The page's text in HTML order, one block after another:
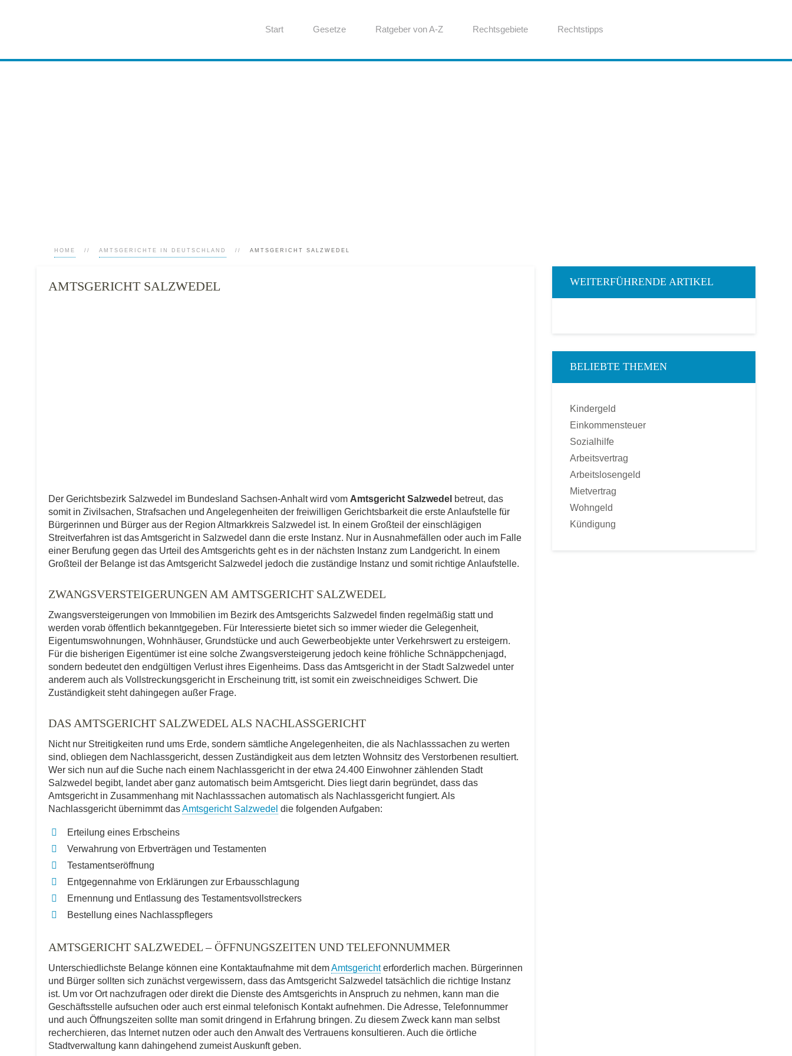
Start Gesetze Ratgeber von A-Z Rechtsgebiete Rechtstipps
HOME AMTSGERICHTE IN DEUTSCHLAND AMTSGERICHT SALZWEDEL
AMTSGERICHT SALZWEDEL
Der Gerichtsbezirk Salzwedel im Bundesland Sachsen-Anhalt wird vom Amtsgericht Salzwedel betreut, das
somit in Zivilsachen, Strafsachen und Angelegenheiten der freiwilligen Gerichtsbarkeit die erste Anlaufstelle für
Bürgerinnen und Bürger aus der Region Altmarkkreis Salzwedel ist. In einem Großteil der einschlägigen
Streitverfahren ist das Amtsgericht in Salzwedel dann die erste Instanz. Nur in Ausnahmefällen oder auch im Falle
einer Berufung gegen das Urteil des Amtsgerichts geht es in der nächsten Instanz zum Landgericht. In einem
Großteil der Belange ist das Amtsgericht Salzwedel jedoch die zuständige Instanz und somit richtige Anlaufstelle.
ZWANGSVERSTEIGERUNGEN AM AMTSGERICHT SALZWEDEL
Zwangsversteigerungen von Immobilien im Bezirk des Amtsgerichts Salzwedel finden regelmäßig statt und
werden vorab öffentlich bekanntgegeben. Für Interessierte bietet sich so immer wieder die Gelegenheit,
Eigentumswohnungen, Wohnhäuser, Grundstücke und auch Gewerbeobjekte unter Verkehrswert zu ersteigern.
Für die bisherigen Eigentümer ist eine solche Zwangsversteigerung jedoch keine fröhliche Schnäppchenjagd,
sondern bedeutet den endgültigen Verlust ihres Eigenheims. Dass das Amtsgericht in der Stadt Salzwedel unter
anderem auch als Vollstreckungsgericht in Erscheinung tritt, ist somit ein zweischneidiges Schwert. Die
Zuständigkeit steht dahingegen außer Frage.
DAS AMTSGERICHT SALZWEDEL ALS NACHLASSGERICHT
Nicht nur Streitigkeiten rund ums Erde, sondern sämtliche Angelegenheiten, die als Nachlasssachen zu werten
sind, obliegen dem Nachlassgericht, dessen Zuständigkeit aus dem letzten Wohnsitz des Verstorbenen resultiert.
Wer sich nun auf die Suche nach einem Nachlassgericht in der etwa 24.400 Einwohner zählenden Stadt
Salzwedel begibt, landet aber ganz automatisch beim Amtsgericht. Dies liegt darin begründet, dass das
Amtsgericht in Zusammenhang mit Nachlasssachen automatisch als Nachlassgericht fungiert. Als
Nachlassgericht übernimmt dasAmtsgericht Salzwedel die folgenden Aufgaben:
Erteilung eines Erbscheins
Verwahrung von Erbverträgen und Testamenten
Testamentseröffnung
Entgegennahme von Erklärungen zur Erbausschlagung
Ernennung und Entlassung des Testamentsvollstreckers
Bestellung eines Nachlasspflegers
AMTSGERICHT SALZWEDEL – ÖFFNUNGSZEITEN UND TELEFONNUMMER
Unterschiedlichste Belange können eine Kontaktaufnahme mit demAmtsgerichterforderlich machen. Bürgerinnen
und Bürger sollten sich zunächst vergewissern, dass das Amtsgericht Salzwedel tatsächlich die richtige Instanz
ist. Um vor Ort nachzufragen oder direkt die Dienste des Amtsgerichts in Anspruch zu nehmen, kann man die
Geschäftsstelle aufsuchen oder auch erst einmal telefonisch Kontakt aufnehmen. Die Adresse, Telefonnummer
und auch Öffnungszeiten sollte man somit dringend in Erfahrung bringen. Zu diesem Zweck kann man selbst
recherchieren, das Internet nutzen oder auch den Anwalt des Vertrauens konsultieren. Auch die örtliche
Stadtverwaltung kann dahingehend zumeist Auskunft geben.
WEITERFÜHRENDE ARTIKEL
BELIEBTE THEMEN
Kindergeld
Einkommensteuer
Sozialhilfe
Arbeitsvertrag
Arbeitslosengeld
Mietvertrag
Wohngeld
Kündigung